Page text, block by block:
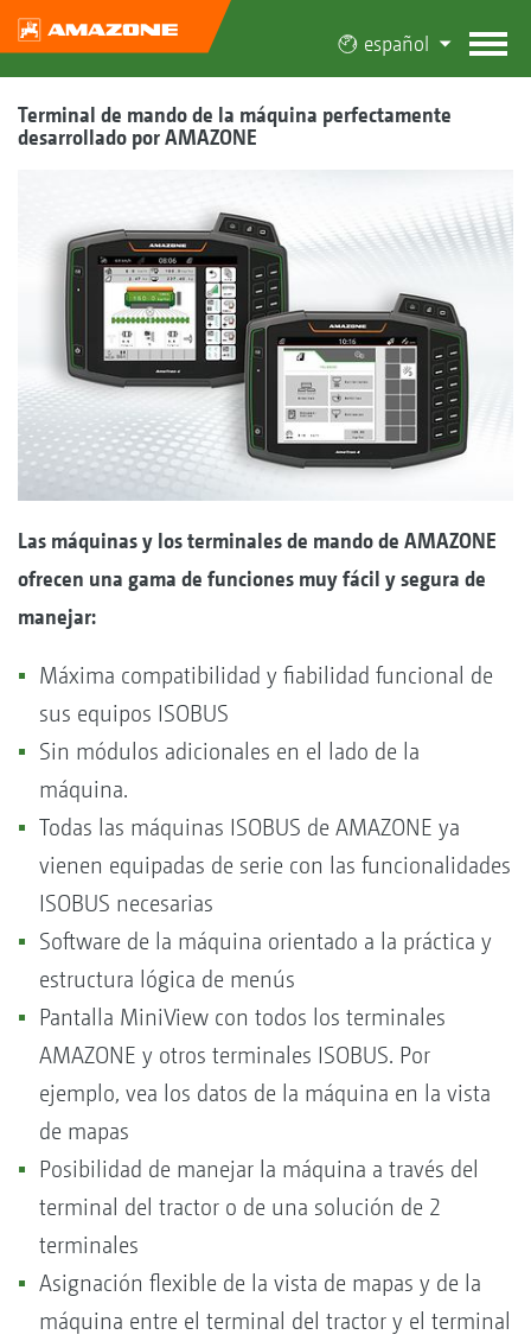
español
Terminal de mando de la máquina perfectamente
desarrollado por AMAZONE
Las máquinas y los terminales de mando de AMAZONE
ofrecen una gama de funciones muy fácil y segura de
manejar:
Máxima compatibilidad y fiabilidad funcional de
sus equipos ISOBUS
Sin módulos adicionales en el lado de la
máquina.
Todas las máquinas ISOBUS de AMAZONE ya
vienen equipadas de serie con las funcionalidades
ISOBUS necesarias
Software de la máquina orientado a la práctica y
estructura lógica de menús
Pantalla MiniView con todos los terminales
AMAZONE y otros terminales ISOBUS. Por
ejemplo, vea los datos de la máquina en la vista
de mapas
Posibilidad de manejar la máquina a través del
terminal del tractor o de una solución de 2
terminales
Asignación flexible de la vista de mapas y de la
máquina entre el terminal del tractor y el terminal